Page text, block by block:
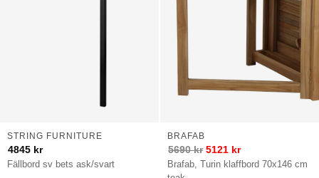
Fällbord sv bets ask/svart
STRING FURNITURE
4845 kr
Brafab, Turin klaffbord 70x146 cm
BRAFAB
5690kr 5121 kr